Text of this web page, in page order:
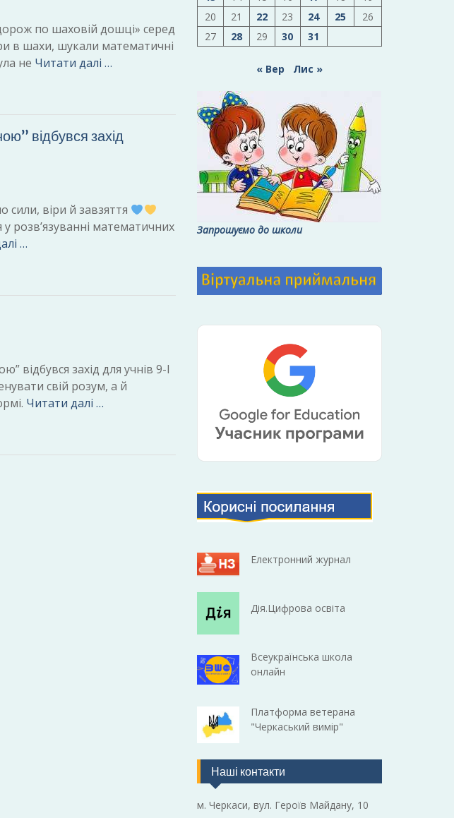
по шаховій дошці» серед
в шахи, шукали математичні
не Читати далі …
відбувся захід
віри й завзяття
розв’язуванні математичних
…
відбувся захід для учнів 9-І
свій розум, а й
Читати далі …
20
21 22 23 24 25
26
27
28 29 30 31
« Вер Лис »
Запрошуємо до школи
Електронний журнал
Дія.Цифрова освіта
Всеукраїнська школа
онлайн
Платформа ветерана
"Черкаський вимір"
Наші контакти
м. Черкаси, вул. Героїв Майдану, 10